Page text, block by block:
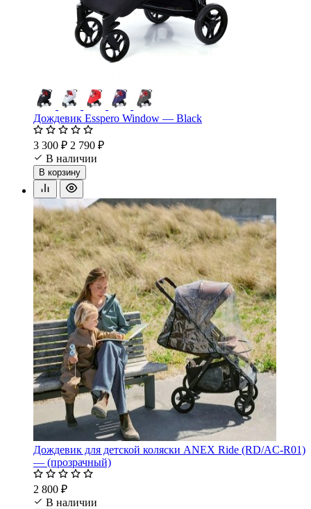
Дождевик Esspero Window — Black
3 300 ₽ 2 790 ₽
В наличии
В корзину
Дождевик для детской коляски ANEX Ride (RD/AC-R01)
— (прозрачный)
2 800 ₽
В наличии